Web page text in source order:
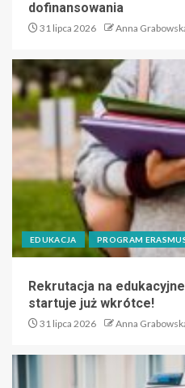
dofinansowania
31 lipca 2026 Anna
EDUKACJA PROGRAM
Rekrutacja na
startuje już wkrótce!
31 lipca 2026 Anna